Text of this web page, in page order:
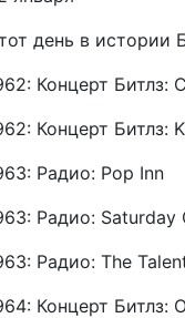
день в истории
Концерт Битлз:
Концерт Битлз:
Радио: Pop Inn
Радио: Saturday
Радио: The
Концерт Битлз: